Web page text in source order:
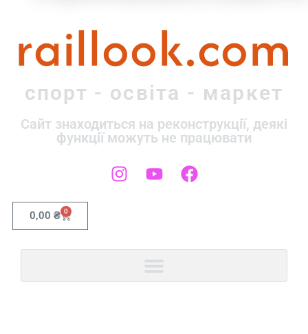
raillook.com
спорт - освіта - маркет
Сайт знаходиться на реконструкції, деякі
функції можуть не працювати
0,00 ₴ 0